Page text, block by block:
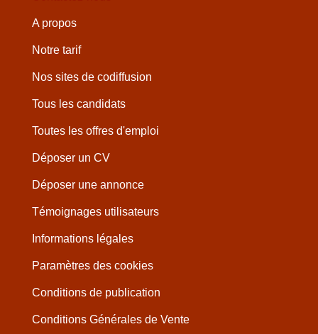
A propos
Notre tarif
Nos sites de codiffusion
Tous les candidats
Toutes les offres d'emploi
Déposer un CV
Déposer une annonce
Témoignages utilisateurs
Informations légales
Paramètres des cookies
Conditions de publication
Conditions Générales de Vente